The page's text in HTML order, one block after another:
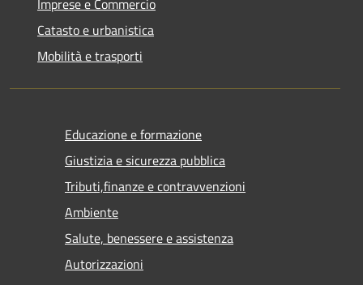
Imprese e Commercio
Catasto e urbanistica
Mobilità e trasporti
Educazione e formazione
Giustizia e sicurezza pubblica
Tributi,finanze e contravvenzioni
Ambiente
Salute, benessere e assistenza
Autorizzazioni